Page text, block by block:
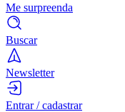
Me surpreenda
Buscar
Newsletter
Entrar / cadastrar